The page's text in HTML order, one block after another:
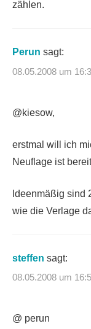
zählen.
Perun sagt:
08.05.2008 um
@kiesow,
erstmal will ich
Neuflage ist
Ideenmäßig sind
wie die Verlage
steffen sagt:
08.05.2008 um
@ perun